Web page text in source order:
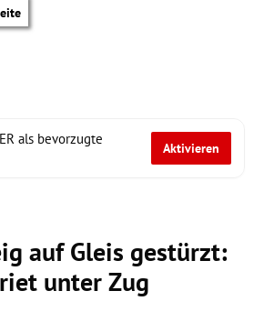
als bevorzugte
Aktivieren
auf Gleis gestürzt:
unter Zug